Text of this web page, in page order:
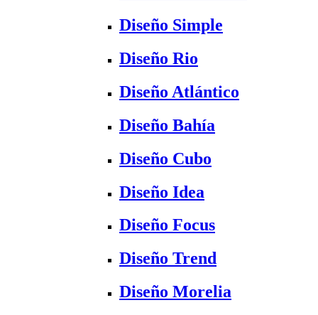
Diseño Simple
Diseño Rio
Diseño Atlántico
Diseño Bahía
Diseño Cubo
Diseño Idea
Diseño Focus
Diseño Trend
Diseño Morelia